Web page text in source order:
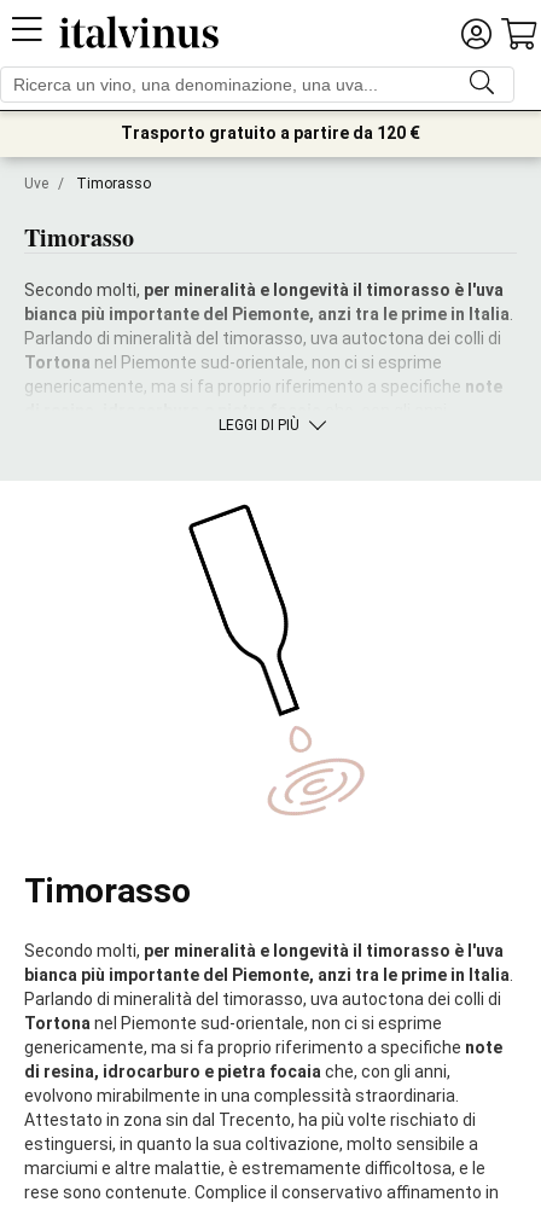
Trasporto gratuito a partire da 120 €
Uve / Timorasso
Timorasso
Secondo molti, per mineralità e longevità il timorasso è l'uva
bianca più importante del Piemonte, anzi tra le prime in Italia
Parlando di mineralità del timorasso, uva autoctona dei colli di
Tortona nel Piemonte sud-orientale, non ci si esprime
genericamente, ma si fa proprio riferimento a specifiche note
evolvono mirabilmente in una complessità straordinaria.
marciumi e altre malattie, è estremamente difficoltosa, e le
rese sono contenute. Complice il conservativo affinamento in
sui lieviti, il timorasso dà un
leggibilità in gioventù, che ha bisogno anche di anni per
con tutta la sua classe. Da giovane, infatti, può
apparire amarognolo, vegetale e nervoso, ma con l'età regala un
sorso pieno, strutturato, terso, verticale, di persistente
acidità e con un finale ammandorlato di grande eleganza
LEGGI DI PIÙ
Timorasso
Secondo molti, per mineralità e longevità il timorasso è l'uva
bianca più importante del Piemonte, anzi tra le prime in Italia.
Parlando di mineralità del timorasso, uva autoctona dei colli di
Tortonanel Piemonte sud-orientale, non ci si esprime
genericamente, ma si fa proprio riferimento a specifiche note
di resina, idrocarburo e pietra focaiache, con gli anni,
evolvono mirabilmente in una complessità straordinaria.
Attestato in zona sin dal Trecento, ha più volte rischiato di
estinguersi, in quanto la sua coltivazione, molto sensibile a
marciumi e altre malattie, è estremamente difficoltosa, e le
rese sono contenute. Complice il conservativo affinamento in